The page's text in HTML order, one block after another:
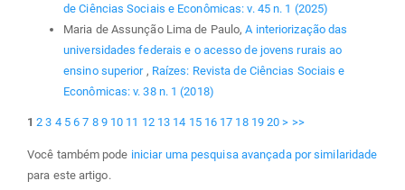
de Ciências Sociais e Econômicas: v. 45 n. 1 (2025)
Maria de Assunção Lima de Paulo,A interiorização das
universidades federais e o acesso de jovens rurais ao
ensino superior , Raízes: Revista de Ciências Sociais e
Econômicas: v. 38 n. 1 (2018)
1 2 3 4 5 6 7 8 9 10 11 12 13 14 15 16 17 18 19 20 > >>
Você também pode iniciar uma pesquisa avançada por similaridade
para este artigo.